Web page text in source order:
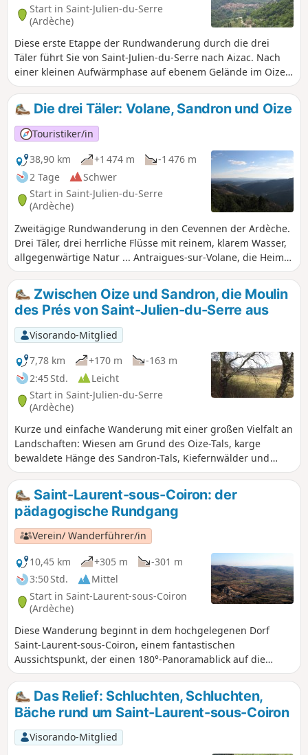
Start in Saint-Julien-du-Serre
(Ardèche)
Diese erste Etappe der Rundwanderung durch die drei
Täler führt Sie von Saint-Julien-du-Serre nach Aizac. Nach
einer kleinen Aufwärmphase auf ebenem Gelände im Oize-
Tal entdecken Sie das Land der Kastanien in den Cevennen
der Ardèche! Sie durchqueren Weiler, die sich an
Wegbiegungen schmiegen, und malerische Dörfer: Saint-
Andéol-de-Vals, Genestelle, Antraigues-sur-Volane, Aizac.
Mal im Talgrund, mal auf den Bergrücken ... oft im
Schatten.
Die drei Täler: Volane, Sandron und Oize
Touristiker/in
38,90 km
+1 474 m
-1 476 m
2 Tage
Schwer
Start in Saint-Julien-du-Serre
(Ardèche)
Zweitägige Rundwanderung in den Cevennen der Ardèche.
Drei Täler, drei herrliche Flüsse mit reinem, klarem Wasser,
allgegenwärtige Natur ... Antraigues-sur-Volane, die Heimat
von Jean Ferrat, die steilen Hänge zwischen der Basse
Ardèche und dem Plateau de l'Ardèche, die tiefen Täler, die
jungen Vulkane der Ardèche und ... der Kastanienwald! All
das etwa zehn Kilometer nördlich von Aubenas.
Zwischen Oize und Sandron, die Moulin
des Prés von Saint-Julien-du-Serre aus
Visorando-Mitglied
7,78 km
+170 m
-163 m
2:45 Std.
Leicht
Start in Saint-Julien-du-Serre
(Ardèche)
Kurze und einfache Wanderung mit einer großen Vielfalt an
Landschaften: Wiesen am Grund des Oize-Tals, karge
bewaldete Hänge des Sandron-Tals, Kiefernwälder und
Sandsteinfelsen in Richtung Champestève oder
Fromenteyrol.
Saint-Laurent-sous-Coiron: der
pädagogische Rundgang
Verein/ Wanderführer/in
10,45 km
+305 m
-301 m
3:50 Std.
Mittel
Start in Saint-Laurent-sous-Coiron
(Ardèche)
Diese Wanderung beginnt in dem hochgelegenen Dorf
Saint-Laurent-sous-Coiron, einem fantastischen
Aussichtspunkt, der einen 180°-Panoramablick auf die
Ebenen und die Berge der Ardèche bietet, von Villeneuve
de Berg bis zum Col de l'Escrinet (Cham du Cros, Rocher
d'Abraham, Montagne Sainte-Marguerite, Mont Lozère).
Außerdem wird diese Wanderung durch pädagogische
Tafeln, die die geologische Geschichte und das Leben auf
dem Coiron darstellen, aufgelockert.
Das Relief: Schluchten, Schluchten,
Bäche rund um Saint-Laurent-sous-Coiron
Visorando-Mitglied